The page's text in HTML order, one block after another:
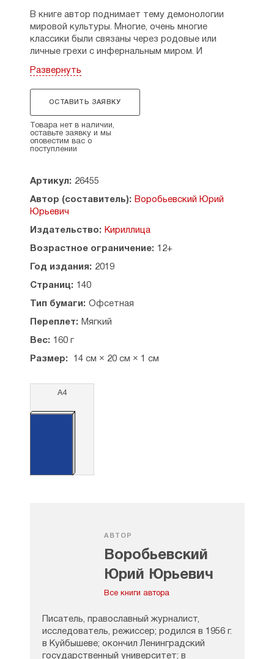
В книге автор поднимает тему демонологии
мировой культуры. Многие, очень многие
классики были связаны через родовые или
личные грехи с инфернальным миром. И
рассматривать как диавольский спецпроект.
Развернуть
ОСТАВИТЬ ЗАЯВКУ
Товара нет в наличии,
оставьте заявку и мы
оповестим вас о
поступлении
Артикул: 26455
Автор (составитель): Воробьевский Юрий
Юрьевич
Издательство: Кириллица
Возрастное ограничение: 12+
Год издания: 2019
Страниц: 140
Тип бумаги: Офсетная
Переплет: Мягкий
Вес: 160 г
Размер: 14 см × 20 см × 1 см
А4
АВТОР
Воробьевский
Юрий Юрьевич
Все книги автора
Писатель, православный журналист,
исследователь, режиссер; родился в 1956 г.
в Куйбышеве; окончил Ленинградский
государственный университет; в